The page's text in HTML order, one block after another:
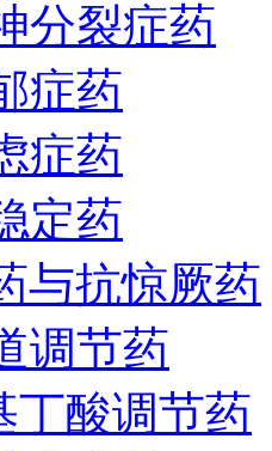
分裂症药
症药
症药
定药
与抗惊厥药
调节药
丁酸调节药